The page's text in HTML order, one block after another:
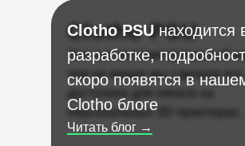
Clotho PSU
Это высокотемпературный
тем не менее мы сделали его
доступнее для печати на
персональных 3D принтерах.
Clotho PSU находится
разработке,
скоро появятся в
Clotho блоге
Читать блог →